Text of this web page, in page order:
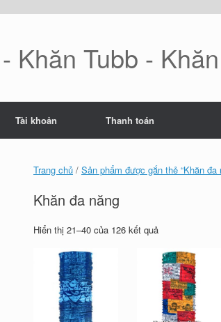
Khăn Tubb -
Tài khoản Thanh toán
Trang chủ /Sản phẩm được gắn thẻ “Khăn đa
Khăn đa năng
Hiển thị 21–40 của 126 kết quảĐã
xếp
theo
mới
nhất